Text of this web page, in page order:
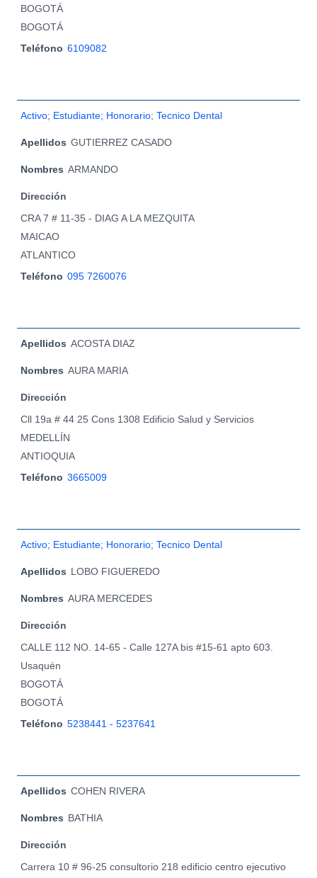
BOGOTÁ
BOGOTÁ
Teléfono 6109082
Activo; Estudiante; Honorario; Tecnico Dental
Apellidos GUTIERREZ CASADO
Nombres ARMANDO
Dirección
CRA 7 # 11-35 - DIAG A LA MEZQUITA
MAICAO
ATLANTICO
Teléfono 095 7260076
Apellidos ACOSTA DIAZ
Nombres AURA MARIA
Dirección
Cll 19a # 44 25 Cons 1308 Edificio Salud y Servicios
MEDELLÍN
ANTIOQUIA
Teléfono 3665009
Activo; Estudiante; Honorario; Tecnico Dental
Apellidos LOBO FIGUEREDO
Nombres AURA MERCEDES
Dirección
CALLE 112 NO. 14-65 - Calle 127A bis #15-61 apto 603.
Usaquén
BOGOTÁ
BOGOTÁ
Teléfono 5238441 - 5237641
Apellidos COHEN RIVERA
Nombres BATHIA
Dirección
Carrera 10 # 96-25 consultorio 218 edificio centro ejecutivo